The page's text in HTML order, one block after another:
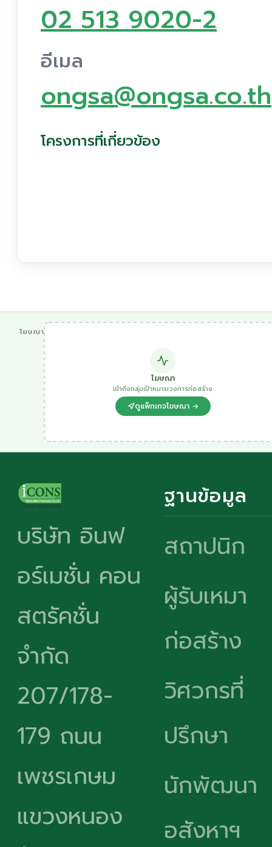
02 513 9020-2
อีเมล
ongsa@ongsa.co.th
โครงการที่เกี่ยวข้อง
โฆษณา
โฆษณา
เข้าถึงกลุ่มเป้าหมายวงการก่อสร้าง
ดูแพ็กเกจโฆษณา →
บริษัท อินฟ
อร์เมชั่น คอน
สตรัคชั่น
จำกัด
207/178-
179 ถนน
เพชรเกษม
แขวงหนอง
ฐานข้อมูล
สถาปนิก
ผู้รับเหมา
ก่อสร้าง
วิศวกรที่
ปรึกษา
นักพัฒนา
อสังหาฯ